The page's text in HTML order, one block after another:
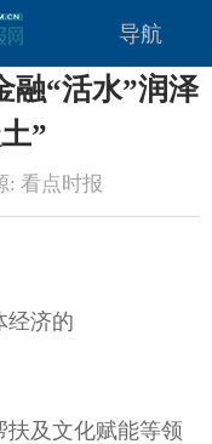
导航
融“活水”润泽
”
: 看点时报
经济的
扶及文化赋能等领